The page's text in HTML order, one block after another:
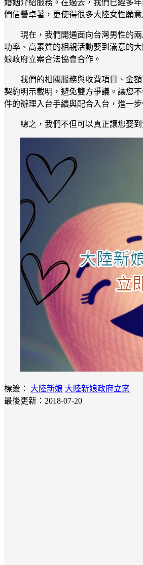
婚姻介紹服務。在過去，我們已經多
們信譽卓著，更使得很多大陸女性願
現在，我們開通面向台灣男性的
功率、高素質的相親活動娶到滿意的
娘政府立案合法協會合作。
我們的相關服務與收費項目、金
契約明示載明，避免雙方爭議。讓您
件的辦理入台手續與配合入台，進一步
總之，我們不但可以真正讓您娶
標簽： 大陸新娘 大陸新娘政府立案
最後更新：2018-07-20